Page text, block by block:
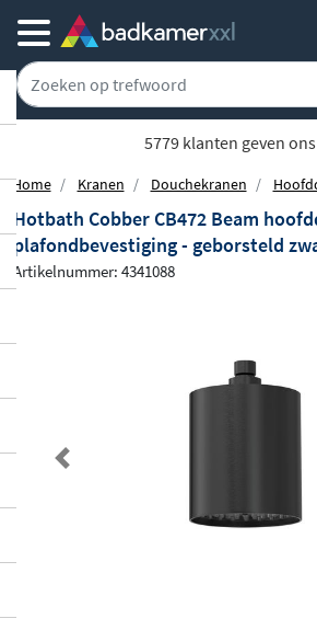
5779 klanten geven
Home Kranen Douchekranen
Hotbath Cobber CB472 Beam
plafondbevestiging - geborsteld
Artikelnummer: 4341088
Previous